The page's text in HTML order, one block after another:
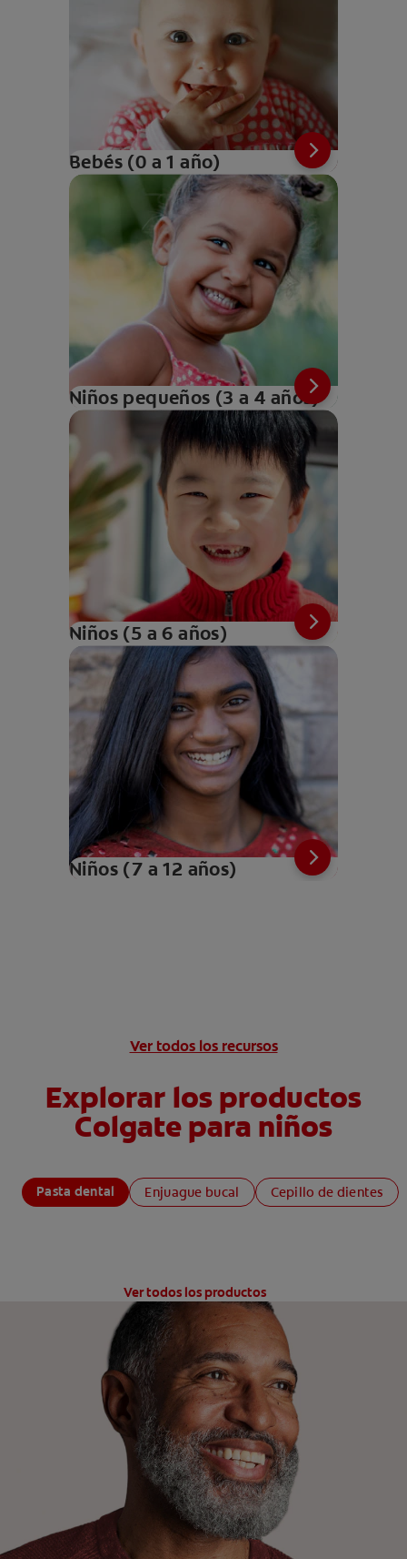
Bebés (0 a 1 año)
Niños pequeños (3 a 4 años)
Niños (5 a 6 años)
Niños (7 a 12 años)
Ver todos los recursos
Explorar los productos
Colgate para niños
Pasta dental Enjuague bucal Cepillo de dientes
Ver todos los productos